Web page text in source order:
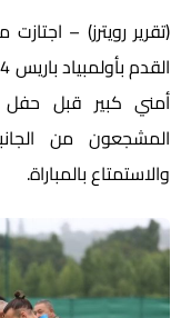
(تقرير رويترز) –
أمني كبير قبل حفل
المشجعون من
والاستمتاع بالمباراة.